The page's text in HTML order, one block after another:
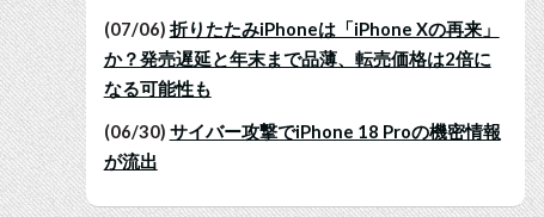
(07/06) 折りたたみiPhoneは「iPhone Xの再来」
か？発売遅延と年末まで品薄、転売価格は2倍に
なる可能性も
(06/30) サイバー攻撃でiPhone 18 Proの機密情報
が流出